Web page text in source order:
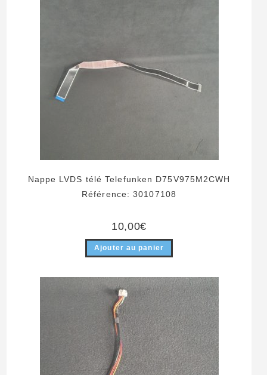
Nappe LVDS télé Telefunken D75V975M2CWH
Référence: 30107108
10,00€
Ajouter au panier